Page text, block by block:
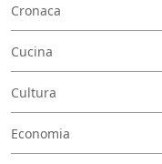
Cronaca
Cucina
Cultura
Economia